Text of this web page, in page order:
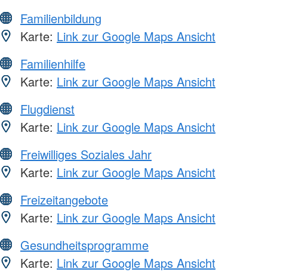
Familienbildung
Karte: Link zur Google Maps Ansicht
Familienhilfe
Karte: Link zur Google Maps Ansicht
Flugdienst
Karte: Link zur Google Maps Ansicht
Freiwilliges Soziales Jahr
Karte: Link zur Google Maps Ansicht
Freizeitangebote
Karte: Link zur Google Maps Ansicht
Gesundheitsprogramme
Karte: Link zur Google Maps Ansicht